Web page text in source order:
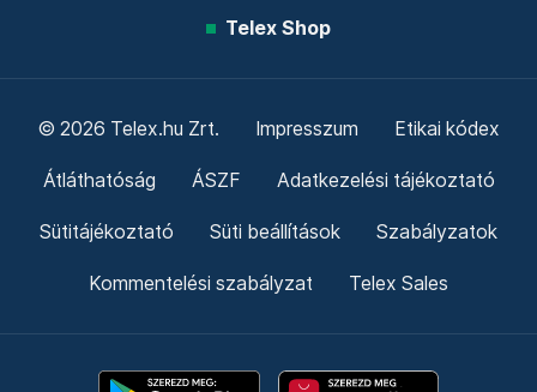
Telex Shop
© 2026 Telex.hu Zrt. Impresszum Etikai kódex
Átláthatóság ÁSZF Adatkezelési tájékoztató
Sütitájékoztató Süti beállítások Szabályzatok
Kommentelési szabályzat Telex Sales